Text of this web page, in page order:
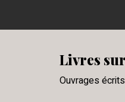
Livres
Ouvrages